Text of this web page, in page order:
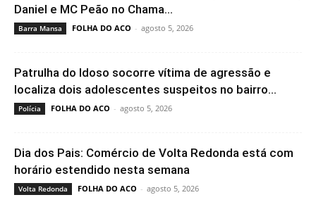
Daniel e MC Peão no Chama...
Barra Mansa FOLHA DO ACO - agosto 5, 2026
Patrulha do Idoso socorre vítima de agressão e
localiza dois adolescentes suspeitos no bairro...
Polícia FOLHA DO ACO - agosto 5, 2026
Dia dos Pais: Comércio de Volta Redonda está com
horário estendido nesta semana
Volta Redonda FOLHA DO ACO - agosto 5, 2026